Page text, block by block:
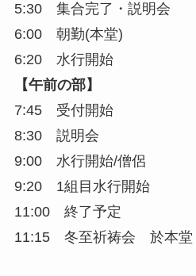
5:30 集合完了・説明会
6:00 朝勤(本堂)
6:20 水行開始
【午前の部】
7:45 受付開始
8:30 説明会
9:00 水行開始/僧侶
9:20 1組目水行開始
11:00 終了予定
11:15 冬至祈祷会 於本